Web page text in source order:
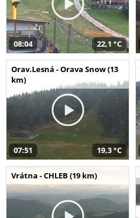
08:04 22,1 °C
Orav.Lesná - Orava Snow (13
km)
07:51 19,3 °C
Vrátna - CHLEB (19 km)